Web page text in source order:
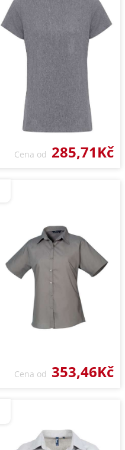
Cena od 285,71Kč
Cena od 353,46Kč